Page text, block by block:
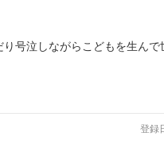
号泣しながらこどもを生んで
登録